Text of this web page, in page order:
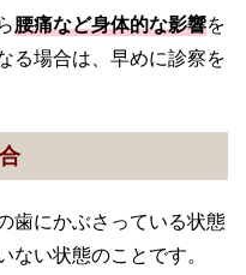
腰痛など身体的な影響を
る場合は、早めに診察を
歯にかぶさっている状態
い状態のことです。